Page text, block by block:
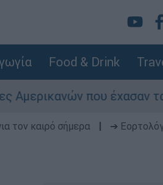
Food & Drink
που έχασαν τα πάντα
τον καιρό σήμερα
➔